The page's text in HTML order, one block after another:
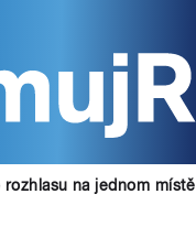
na jednom místě